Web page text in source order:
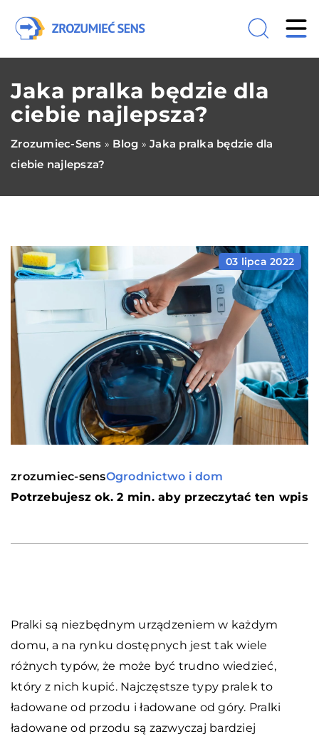
Jaka pralka będzie dla
ciebie najlepsza?
Zrozumiec-Sens » Blog » Jaka pralka będzie dla
ciebie najlepsza?
03 lipca 2022
zrozumiec-sensOgrodnictwo i dom
Potrzebujesz ok. 2 min. aby przeczytać ten wpis
Pralki są niezbędnym urządzeniem w każdym
domu, a na rynku dostępnych jest tak wiele
różnych typów, że może być trudno wiedzieć,
który z nich kupić. Najczęstsze typy pralek to
ładowane od przodu i ładowane od góry. Pralki
ładowane od przodu są zazwyczaj bardziej